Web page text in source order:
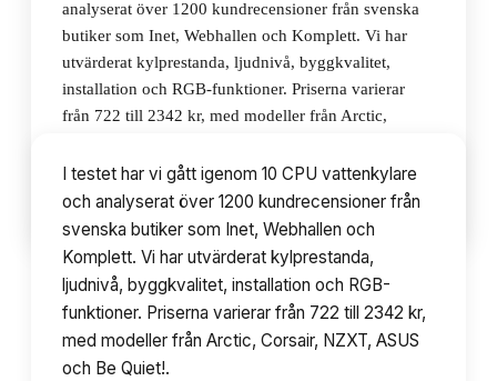
analyserat över 1200 kundrecensioner från svenska
butiker som Inet, Webhallen och Komplett. Vi har
utvärderat kylprestanda, ljudnivå, byggkvalitet,
installation och RGB-funktioner. Priserna varierar
från 722 till 2342 kr, med modeller från Arctic,
Innehållsförteckning 10avsnitt
I testet har vi gått igenom 10 CPU vattenkylare
och analyserat över 1200 kundrecensioner från
svenska butiker som Inet, Webhallen och
Komplett. Vi har utvärderat kylprestanda,
ljudnivå, byggkvalitet, installation och RGB-
funktioner. Priserna varierar från 722 till 2342 kr,
med modeller från Arctic, Corsair, NZXT, ASUS
och Be Quiet!.